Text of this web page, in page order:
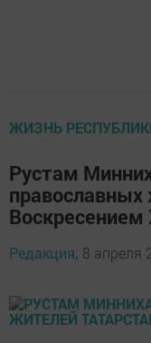
ЖИЗНЬ
Рустам
православных
Редакция, 8 апреля